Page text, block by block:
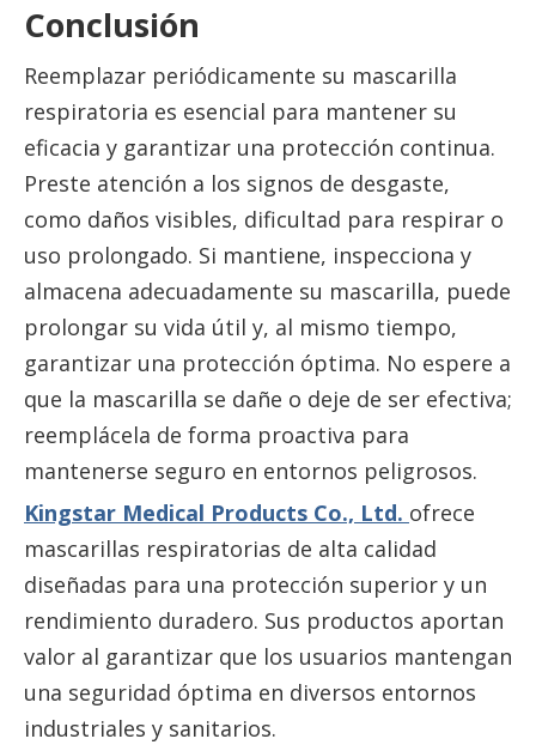
Conclusión
Reemplazar periódicamente su mascarilla
respiratoria es esencial para mantener su
eficacia y garantizar una protección continua.
Preste atención a los signos de desgaste,
como daños visibles, dificultad para respirar o
uso prolongado. Si mantiene, inspecciona y
almacena adecuadamente su mascarilla, puede
prolongar su vida útil y, al mismo tiempo,
garantizar una protección óptima. No espere a
que la mascarilla se dañe o deje de ser efectiva;
reemplácela de forma proactiva para
mantenerse seguro en entornos peligrosos.
Kingstar Medical Products Co., Ltd. ofrece
mascarillas respiratorias de alta calidad
diseñadas para una protección superior y un
rendimiento duradero. Sus productos aportan
valor al garantizar que los usuarios mantengan
una seguridad óptima en diversos entornos
industriales y sanitarios.